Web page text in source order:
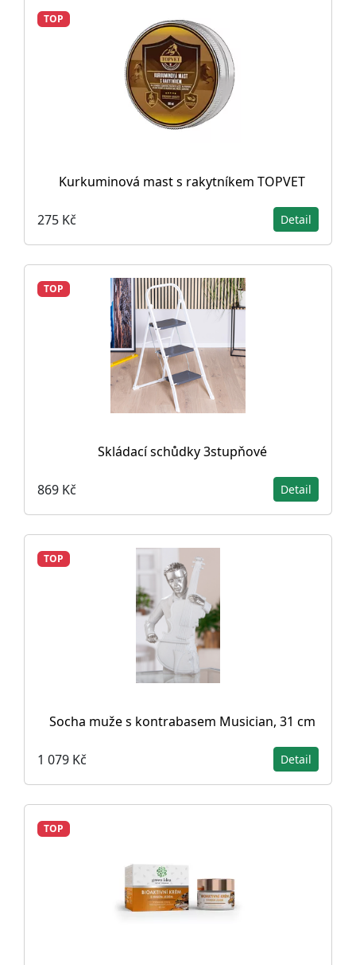
TOP
Kurkuminová mast s rakytníkem TOPVET
275 Kč Detail
TOP
Skládací schůdky 3stupňové
869 Kč Detail
TOP
Socha muže s kontrabasem Musician, 31 cm
1 079 Kč Detail
TOP